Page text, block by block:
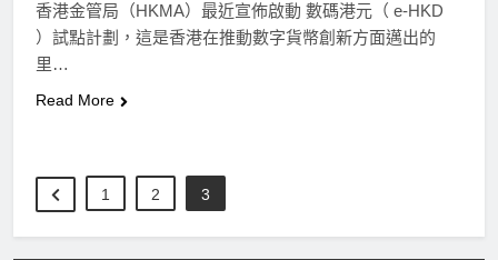
香港金管局（HKMA）最近宣佈啟動 數碼港元（ e-HKD
）試點計劃，這是香港在推動數字貨幣創新方面邁出的
里…
Read More
1 2 3